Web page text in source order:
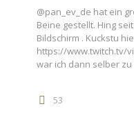
@pan_ev_de hat ein
Beine gestellt. Hing
Bildschirm . Kuckstu
https://www.twitch.tv/
war ich dann selber zu
53